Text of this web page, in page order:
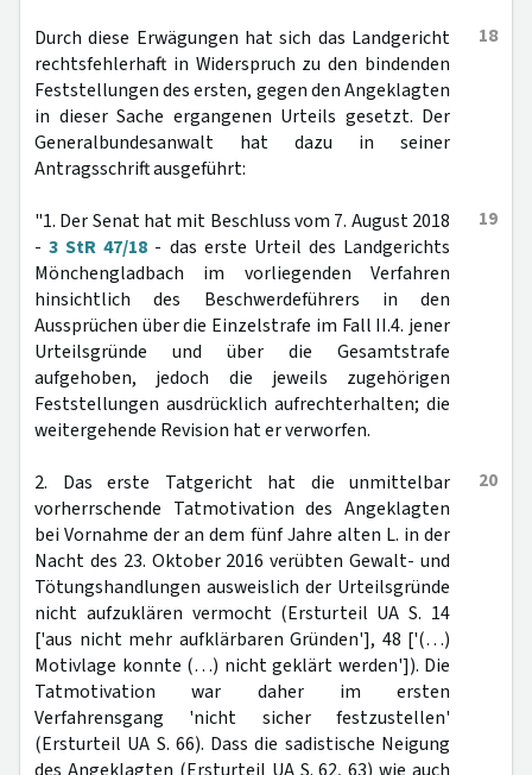
18
Durch diese Erwägungen hat sich das Landgericht
rechtsfehlerhaft in Widerspruch zu den bindenden
Feststellungen des ersten, gegen den Angeklagten
in dieser Sache ergangenen Urteils gesetzt. Der
Generalbundesanwalt hat dazu in seiner
Antragsschrift ausgeführt:
19
"1. Der Senat hat mit Beschluss vom 7. August 2018
-3 StR 47/18 - das erste Urteil des Landgerichts
Mönchengladbach im vorliegenden Verfahren
hinsichtlich des Beschwerdeführers in den
Aussprüchen über die Einzelstrafe im Fall II.4. jener
Urteilsgründe und über die Gesamtstrafe
aufgehoben, jedoch die jeweils zugehörigen
Feststellungen ausdrücklich aufrechterhalten; die
weitergehende Revision hat er verworfen.
20
2. Das erste Tatgericht hat die unmittelbar
vorherrschende Tatmotivation des Angeklagten
bei Vornahme der an dem fünf Jahre alten L. in der
Nacht des 23. Oktober 2016 verübten Gewalt- und
Tötungshandlungen ausweislich der Urteilsgründe
nicht aufzuklären vermocht (Ersturteil UA S. 14
['aus nicht mehr aufklärbaren Gründen'], 48 ['(…)
Motivlage konnte (…) nicht geklärt werden']). Die
Tatmotivation war daher im ersten
Verfahrensgang 'nicht sicher festzustellen'
(Ersturteil UA S. 66). Dass die sadistische Neigung